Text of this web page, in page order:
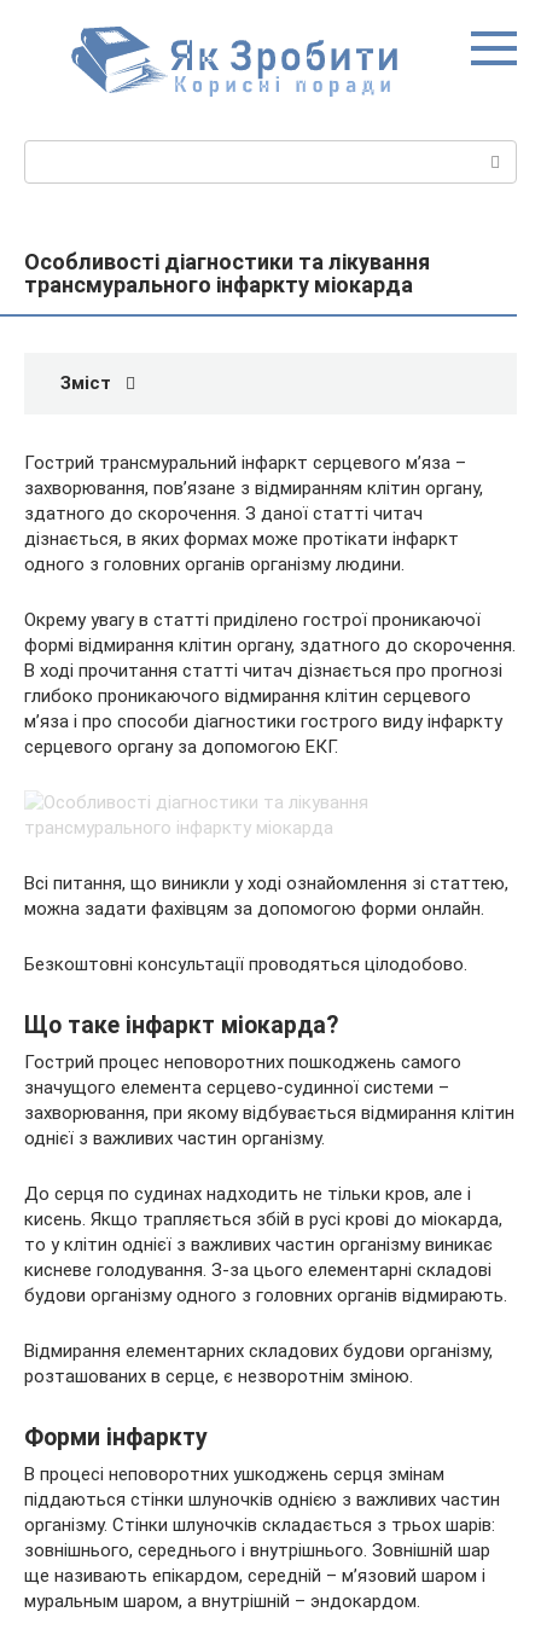
Особливості діагностики та лікування
трансмурального інфаркту міокарда
Зміст
Гострий трансмуральний інфаркт серцевого м’яза –
захворювання, пов’язане з відмиранням клітин органу,
здатного до скорочення. З даної статті читач
дізнається, в яких формах може протікати інфаркт
одного з головних органів організму людини.
Окрему увагу в статті приділено гострої проникаючої
формі відмирання клітин органу, здатного до скорочення.
В ході прочитання статті читач дізнається про прогнозі
глибоко проникаючого відмирання клітин серцевого
м’яза і про способи діагностики гострого виду інфаркту
серцевого органу за допомогою ЕКГ.
Всі питання, що виникли у ході ознайомлення зі статтею,
можна задати фахівцям за допомогою форми онлайн.
Безкоштовні консультації проводяться цілодобово.
Що таке інфаркт міокарда?
Гострий процес неповоротних пошкоджень самого
значущого елемента серцево-судинної системи –
захворювання, при якому відбувається відмирання клітин
однієї з важливих частин організму.
До серця по судинах надходить не тільки кров, але і
кисень. Якщо трапляється збій в русі крові до міокарда,
то у клітин однієї з важливих частин організму виникає
кисневе голодування. З-за цього елементарні складові
будови організму одного з головних органів відмирають.
Відмирання елементарних складових будови організму,
розташованих в серце, є незворотнім зміною.
Форми інфаркту
В процесі неповоротних ушкоджень серця змінам
піддаються стінки шлуночків однією з важливих частин
організму. Стінки шлуночків складається з трьох шарів:
зовнішнього, середнього і внутрішнього. Зовнішній шар
ще називають епікардом, середній – м’язовий шаром і
муральным шаром, а внутрішній – эндокардом.